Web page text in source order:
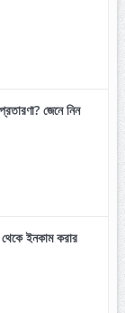
জেনে নিন
ইনকাম করার